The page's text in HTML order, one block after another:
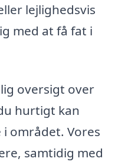
lejlighedsvis
med at få fat i
oversigt over
hurtigt kan
området. Vores
samtidig med